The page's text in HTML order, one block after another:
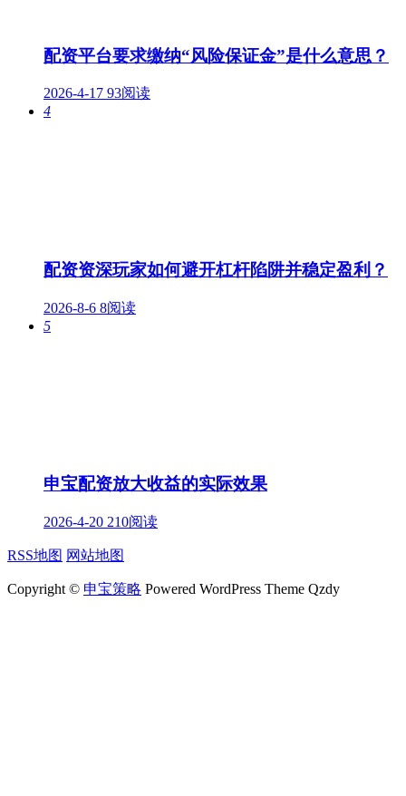
配资平台要求缴纳“风险保证金”是什么意思？
2026-4-17 93阅读
4
配资资深玩家如何避开杠杆陷阱并稳定盈利？
2026-8-6 8阅读
5
申宝配资放大收益的实际效果
2026-4-20 210阅读
RSS地图 网站地图
Copyright © 申宝策略 Powered WordPress Theme Qzdy